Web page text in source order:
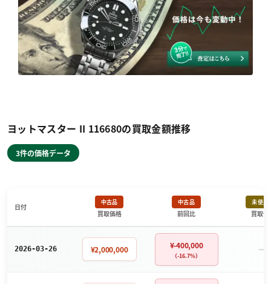
ヨットマスター II 116680の買取金額推移
3件の価格データ
日付
中古品
買取価格
中古品
前回比
未使用
買取価
2026-03-26 ¥2,000,000 ¥-400,000
（-16.7%） －